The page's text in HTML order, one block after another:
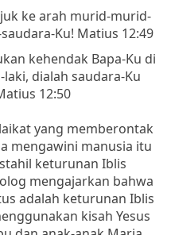
ke arah murid-murid-
Ku! Matius 12:49
kehendak Bapa-Ku di
dialah saudara-Ku
12:50
yang memberontak
mengawini manusia itu
keturunan Iblis
mengajarkan bahwa
adalah keturunan Iblis
kisah Yesus